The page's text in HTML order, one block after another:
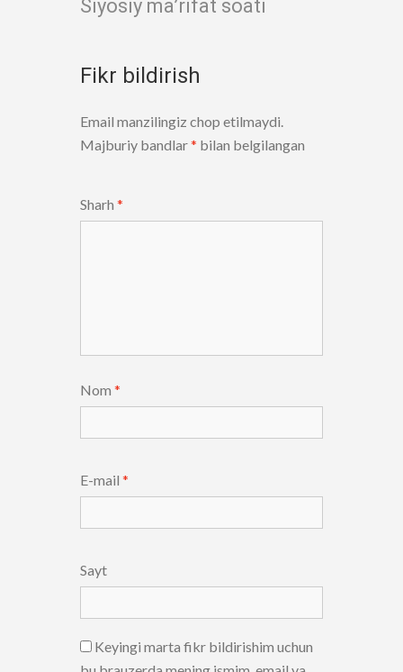
Siyosiy ma’rifat soati
Fikr bildirish
Email manzilingiz chop etilmaydi.
Majburiy bandlar* bilan belgilangan
Sharh *
Nom *
E-mail *
Sayt
Keyingi marta fikr bildirishim uchun